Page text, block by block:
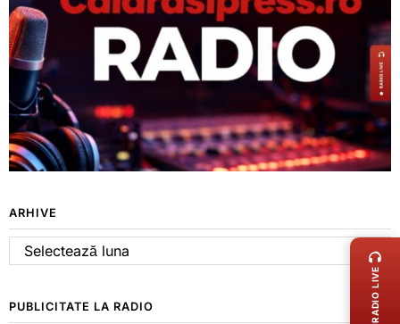
ARHIVE
Arhive
PUBLICITATE LA RADIO RADIO LIVE